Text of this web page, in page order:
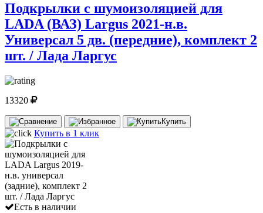
Подкрылки с шумоизоляцией для
LADA (ВАЗ) Largus 2021-н.в.
Универсал 5 дв. (передние), комплект 2
шт. / Лада Ларгус
13320
Купить
Купить в 1 клик
Есть в наличии